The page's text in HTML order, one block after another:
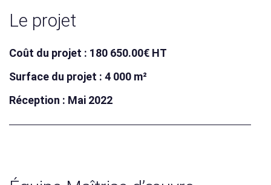
Le projet
Coût du projet : 180 650.00€ HT
Surface du projet : 4 000 m²
Réception : Mai 2022